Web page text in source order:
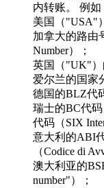
内转账。 例如
美国（"USA"
加拿大的路由
Number）；
英国（"UK"）
爱尔兰的国家
德国的BLZ代
瑞士的BC代码
代码（SIX
意大利的ABI
（Codice di
澳大利亚的
number"）；